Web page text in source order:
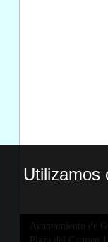
Ayuntamiento de
Utilizamos